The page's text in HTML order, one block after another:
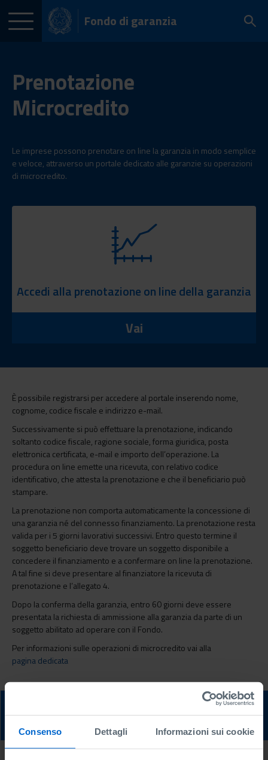
Consenso Dettagli Informazioni sui cookie
Fondo di garanzia
Prenotazione
Microcredito
Le imprese possono prenotare on line la garanzia in modo semplice
e veloce, attraverso un portale dedicato alle garanzie su operazioni
di microcredito.
Accedi alla prenotazione on line della garanzia
Vai
È possibile registrarsi per accedere al portale inserendo nome,
cognome, codice fiscale e indirizzo e-mail.
Successivamente si può effettuare la prenotazione, indicando
soltanto codice fiscale, ragione sociale, forma giuridica, posta
elettronica certificata, e-mail e importo dell’operazione. La
procedura on line emette una ricevuta, con relativo codice
identificativo, che attesta la prenotazione e che il beneficiario può
stampare.
La prenotazione non comporta automaticamente la concessione di
una garanzia né del connesso finanziamento. La prenotazione resta
valida per i 5 giorni lavorativi successivi. Entro questo termine il
soggetto beneficiario deve trovare un soggetto disponibile a
concedere il finanziamento e a confermare on line la prenotazione.
A tal fine si deve presentare al finanziatore la ricevuta di
prenotazione e l’allegato 4.
Dopo la conferma della garanzia, entro 60 giorni deve essere
presentata la richiesta di ammissione alla garanzia da parte di un
soggetto abilitato ad operare con il Fondo.
Per informazioni sulle operazioni di microcredito vai alla
pagina dedicata
Servizi online